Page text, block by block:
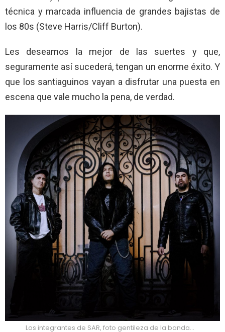
técnica y marcada influencia de grandes bajistas de
los 80s (Steve Harris/Cliff Burton).
Les deseamos la mejor de las suertes y que,
seguramente así sucederá, tengan un enorme éxito. Y
que los santiaguinos vayan a disfrutar una puesta en
escena que vale mucho la pena, de verdad.
Los integrantes de SAR, foto gentileza de la banda…